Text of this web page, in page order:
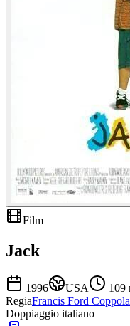
Film
Jack
1996 USA 109
RegiaFrancis Ford Coppola
Doppiaggio italiano